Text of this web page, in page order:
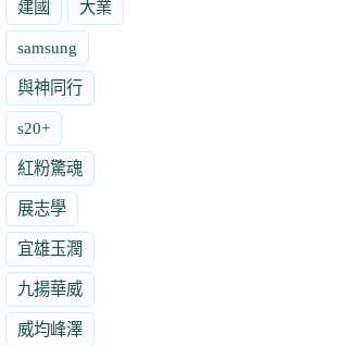
建國 大業
samsung
與神同行
s20+
紅粉驚魂
展志學
宜雄玉潤
九揚華威
威均峰澤